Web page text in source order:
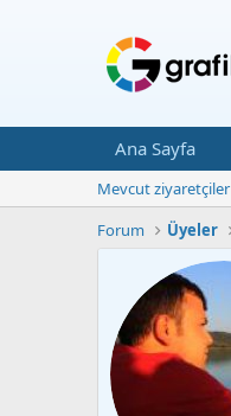
Ana Sayfa
Mevcut ziyaretçiler
Forum
Üyeler